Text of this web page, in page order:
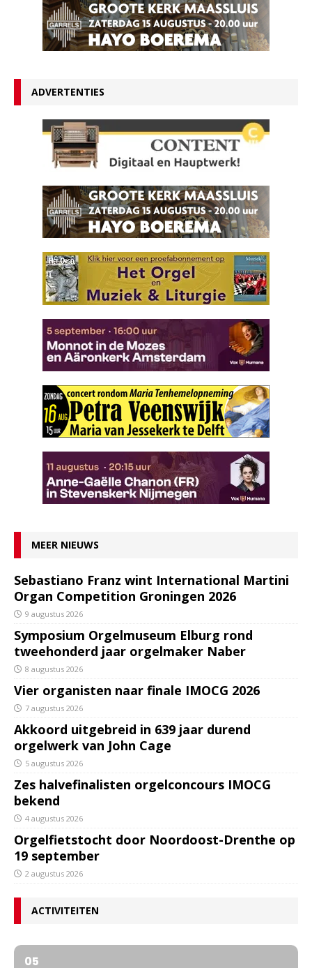
ADVERTENTIES
MEER NIEUWS
Sebastiano Franz wint International Martini
Organ Competition Groningen 2026
9 augustus 2026
Symposium Orgelmuseum Elburg rond
tweehonderd jaar orgelmaker Naber
8 augustus 2026
Vier organisten naar finale IMOCG 2026
7 augustus 2026
Akkoord uitgebreid in 639 jaar durend
orgelwerk van John Cage
5 augustus 2026
Zes halvefinalisten orgelconcours IMOCG
bekend
4 augustus 2026
Orgelfietstocht door Noordoost-Drenthe op
19 september
2 augustus 2026
ACTIVITEITEN
05